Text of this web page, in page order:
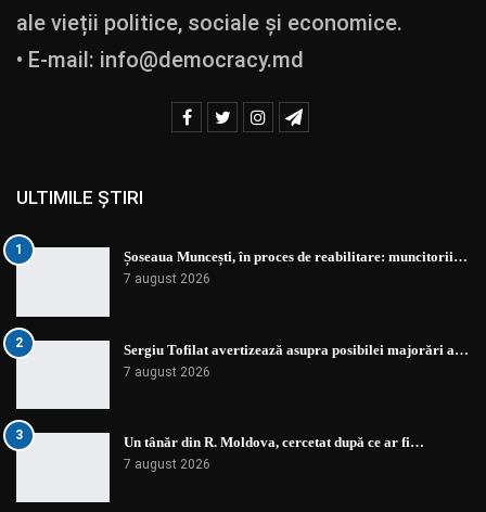
ale vieții politice, sociale și economice.
• E-mail: info@democracy.md
ULTIMILE ȘTIRI
1 Șoseaua Muncești, în proces de reabilitare: muncitorii…
7 august 2026
2 Sergiu Tofilat avertizează asupra posibilei majorări a…
7 august 2026
3 Un tânăr din R. Moldova, cercetat după ce ar fi…
7 august 2026